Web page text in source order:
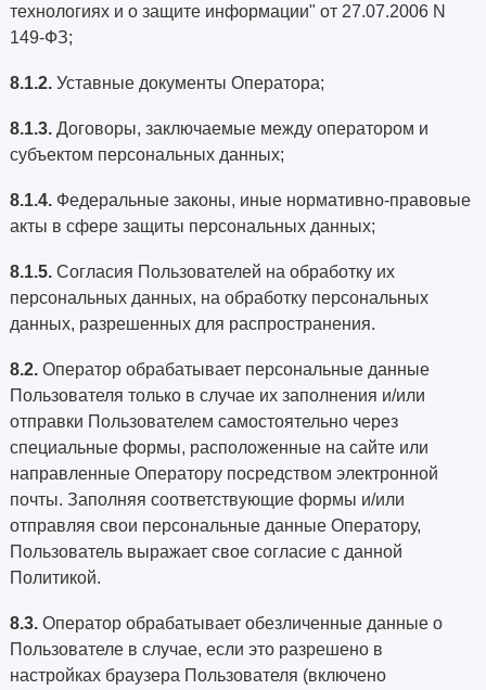
технологиях и о защите информации" от 27.07.2006 N
149-ФЗ;
8.1.2. Уставные документы Оператора;
8.1.3. Договоры, заключаемые между оператором и
субъектом персональных данных;
8.1.4. Федеральные законы, иные нормативно-правовые
акты в сфере защиты персональных данных;
8.1.5. Согласия Пользователей на обработку их
персональных данных, на обработку персональных
данных, разрешенных для распространения.
8.2. Оператор обрабатывает персональные данные
Пользователя только в случае их заполнения и/или
отправки Пользователем самостоятельно через
специальные формы, расположенные на сайте или
направленные Оператору посредством электронной
почты. Заполняя соответствующие формы и/или
отправляя свои персональные данные Оператору,
Пользователь выражает свое согласие с данной
Политикой.
8.3. Оператор обрабатывает обезличенные данные о
Пользователе в случае, если это разрешено в
настройках браузера Пользователя (включено